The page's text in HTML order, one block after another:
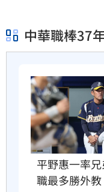
中華職棒37
平野惠一率
職最多勝外教